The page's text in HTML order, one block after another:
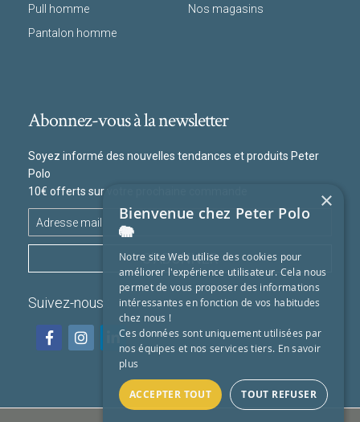
Pull homme
Pantalon homme
Nos magasins
Abonnez-vous à la newsletter
Soyez informé des nouvelles tendances et produits Peter
Polo
10€ offerts sur votre prochaine commande
S'ABONNER
Suivez-nous :
×
Bienvenue chez Peter Polo
🐘
Notre site Web utilise des cookies pour
améliorer l'expérience utilisateur. Cela nous
permet de vous proposer des informations
intéressantes en fonction de vos habitudes
chez nous !
Ces données sont uniquement utilisées par
nos équipes et nos services tiers. En savoir
plus
ACCEPTER TOUT TOUT REFUSER